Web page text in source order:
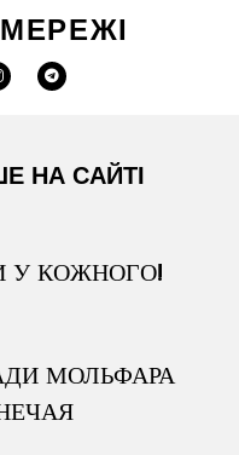
НА САЙТІ
У КОЖНОГО!
МОЛЬФАРА